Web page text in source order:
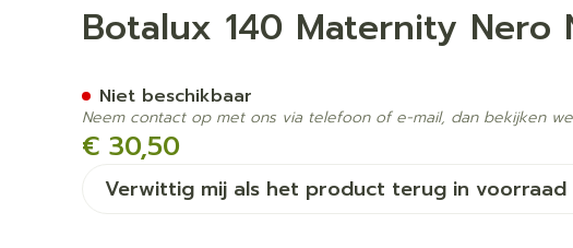
Botalux 140 Maternity Nero
€ 30,50
Verwittig mij als het product terug in voorraad
Niet beschikbaar
Neem contact op met ons via telefoon of e-mail, dan bekijken